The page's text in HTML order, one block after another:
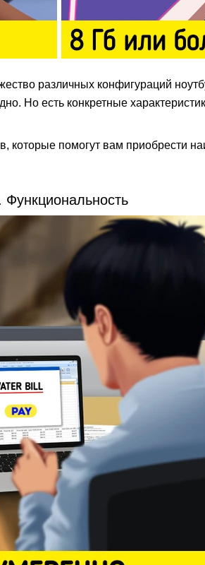
различных конфигураций
Но есть конкретные
которые помогут вам приобрести
Функциональность